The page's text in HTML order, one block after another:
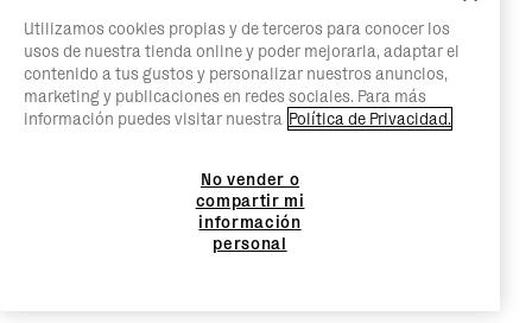
Utilizamos cookies propias y de terceros para conocer los
usos de nuestra tienda online y poder mejorarla, adaptar el
contenido a tus gustos y personalizar nuestros anuncios,
marketing y publicaciones en redes sociales. Para más
información puedes visitar nuestra Política de Privacidad.
No vender o
compartir mi
información
personal